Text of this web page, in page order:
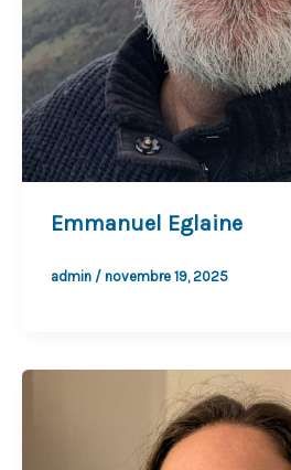
Emmanuel Eglaine
admin / novembre 19, 2025